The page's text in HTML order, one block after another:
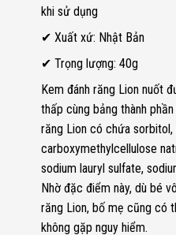
khi sử dụng
✔ Xuất xứ: Nhật Bản
✔ Trọng lượng: 40g
Kem đánh răng Lion nuốt
thấp cùng bảng thành
răng Lion có chứa
carboxymethylcellulose
sodium lauryl sulfate,
Nhờ đặc điểm này, dù bé
răng Lion, bố mẹ cũng có
không gặp nguy hiểm.